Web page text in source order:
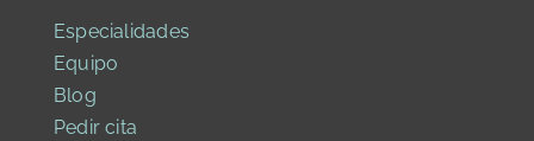
Especialidades
Equipo
Blog
Pedir cita